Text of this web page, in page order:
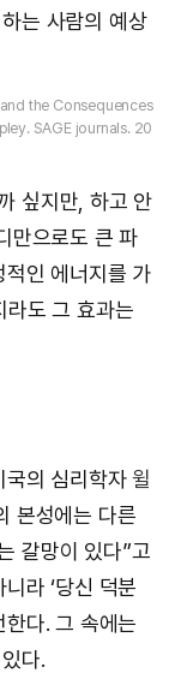
는 사람의 예상
the Consequences
SAGE journals. 20
싶지만, 하고 안
만으로도 큰 파
인 에너지를 가
라도 그 효과는
국의 심리학자윌
본성에는 다른
갈망이 있다”고
라 ‘당신 덕분
한다. 그 속에는
다.